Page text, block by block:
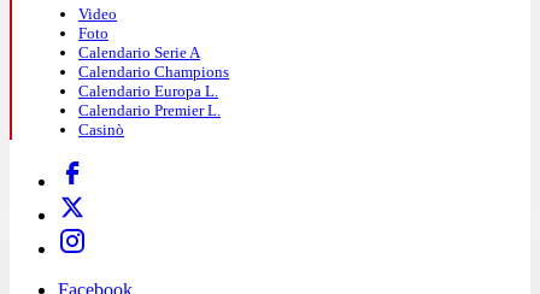
Video
Foto
Calendario Serie A
Calendario Champions
Calendario Europa L.
Calendario Premier L.
Casinò
Facebook